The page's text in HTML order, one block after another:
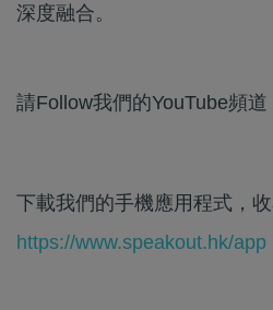
深度融合。
請Follow我們的YouTube頻道
下載我們的手機應用程式，
https://www.speakout.hk/app